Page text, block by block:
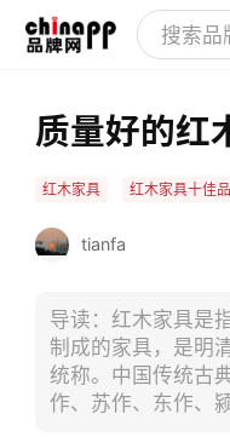
质量好的红
红木家具 红木家具十佳
tianfa
导读：红木家具是
制成的家具，是明
统称。中国传统古
作、苏作、东作、